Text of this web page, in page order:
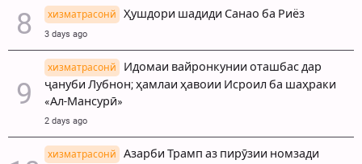
хизматрасонй Ҳушдори шадиди Санао ба Риёз
3 days ago
хизматрасонй
Идомаи вайронкунии оташбас дар
ҷануби Лубнон; ҳамлаи ҳавоии Исроил ба шаҳраки
«Ал-Мансурӣ»
2 days ago
хизматрасонй
Азарби Трамп аз пирӯзии номзади